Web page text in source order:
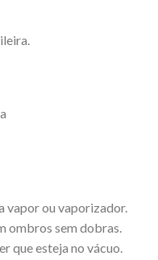
vapor ou vaporizador.
ombros sem dobras.
que esteja no vácuo.